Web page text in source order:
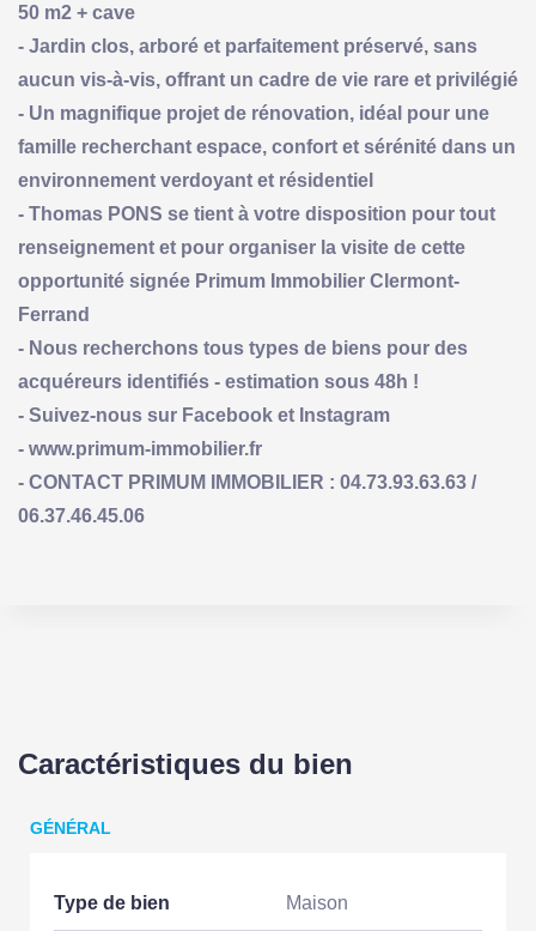
50 m2 + cave
- Jardin clos, arboré et parfaitement préservé, sans
aucun vis-à-vis, offrant un cadre de vie rare et privilégié
- Un magnifique projet de rénovation, idéal pour une
famille recherchant espace, confort et sérénité dans un
environnement verdoyant et résidentiel
- Thomas PONS se tient à votre disposition pour tout
renseignement et pour organiser la visite de cette
opportunité signée Primum Immobilier Clermont-
Ferrand
- Nous recherchons tous types de biens pour des
acquéreurs identifiés - estimation sous 48h !
- Suivez-nous sur Facebook et Instagram
- www.primum-immobilier.fr
- CONTACT PRIMUM IMMOBILIER : 04.73.93.63.63 /
06.37.46.45.06
Caractéristiques du bien
GÉNÉRAL
Type de bien Maison